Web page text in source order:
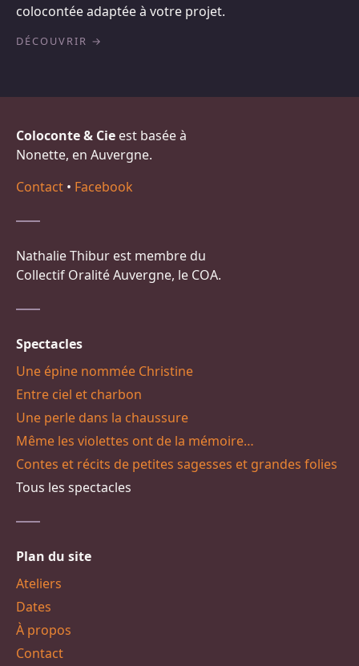
colocontée adaptée à votre projet.
DÉCOUVRIR
Coloconte & Cie est basée à
Nonette, en Auvergne.
Contact • Facebook
Nathalie Thibur est membre du
Collectif Oralité Auvergne, le COA.
Spectacles
Une épine nommée Christine
Entre ciel et charbon
Une perle dans la chaussure
Même les violettes ont de la mémoire…
Contes et récits de petites sagesses et grandes folies
Tous les spectacles
Plan du site
Ateliers
Dates
À propos
Contact